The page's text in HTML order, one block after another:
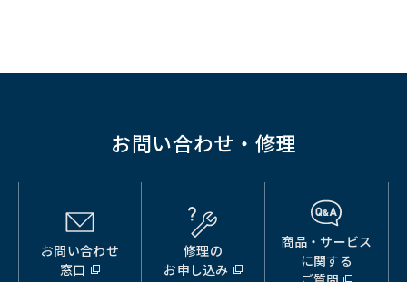
お問い合わせ・修理
お問い合わせ
窓口
（別
ウ
修理の
お申し込み
（別
ウ
商品・サービス
に関する
（別
ウ